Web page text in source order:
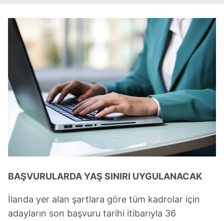
BAŞVURULARDA YAŞ SINIRI UYGULANACAK
İlanda yer alan şartlara göre tüm kadrolar için
adayların son başvuru tarihi itibarıyla 36